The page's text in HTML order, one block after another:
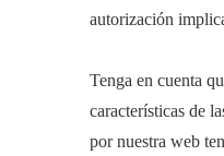
autorización
Tenga en cuenta
características de
por nuestra web